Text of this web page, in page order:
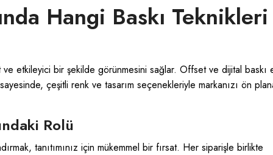
Hangi Baskı Teknikleri
etkileyici bir şekilde görünmesini sağlar. Offset ve dijital baskı
çeşitli renk ve tasarım seçenekleriyle markanızı ön
Rolü
tanıtımınız için mükemmel bir fırsat. Her siparişle birlikte